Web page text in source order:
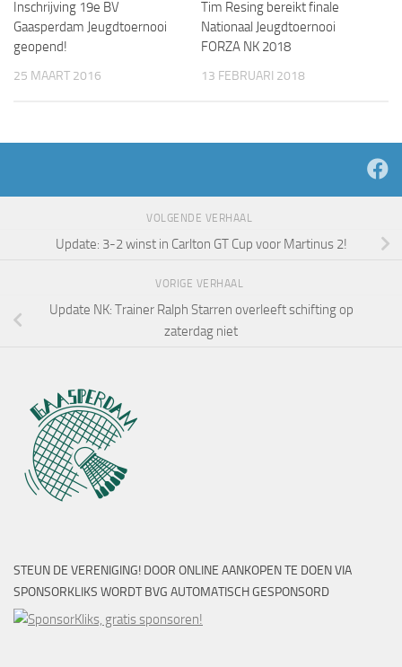
Inschrijving 19e BV
Gaasperdam Jeugdtoernooi
geopend!
25 MAART 2016
Tim Resing bereikt finale
Nationaal Jeugdtoernooi
FORZA NK 2018
13 FEBRUARI 2018
VOLGENDE VERHAAL
Update: 3-2 winst in Carlton GT Cup voor Martinus 2!
VORIGE VERHAAL
Update NK: Trainer Ralph Starren overleeft schifting op
zaterdag niet
STEUN DE VERENIGING! DOOR ONLINE AANKOPEN TE DOEN VIA
SPONSORKLIKS WORDT BVG AUTOMATISCH GESPONSORD